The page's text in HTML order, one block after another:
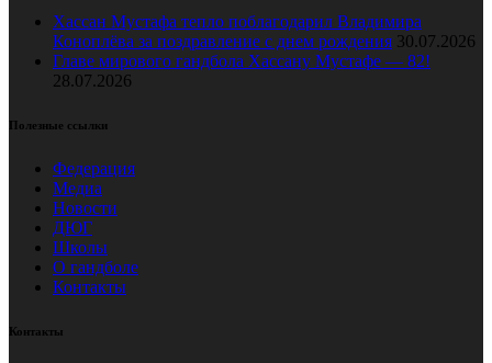
Хассан Мустафа тепло поблагодарил Владимира
Коноплёва за поздравление с днем рождения 30.07.2026
Главе мирового гандбола Хассану Мустафе — 82!
28.07.2026
Полезные ссылки
Федерация
Медиа
Новости
ДЮГ
Школы
О гандболе
Контакты
Контакты